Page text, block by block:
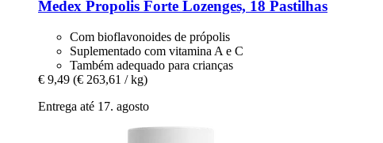
Medex Propolis Forte Lozenges, 18 Pastilhas
Com bioflavonoides de própolis
Suplementado com vitamina A e C
Também adequado para crianças
€ 9,49 (€ 263,61 / kg)
Entrega até 17. agosto